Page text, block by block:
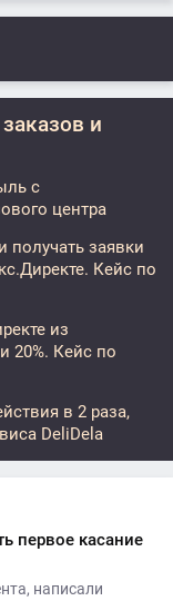
и
с
центра
получать заявки
Кейс по
из
20%. Кейс по
в 2 раза,
DeliDela
первое касание
написали